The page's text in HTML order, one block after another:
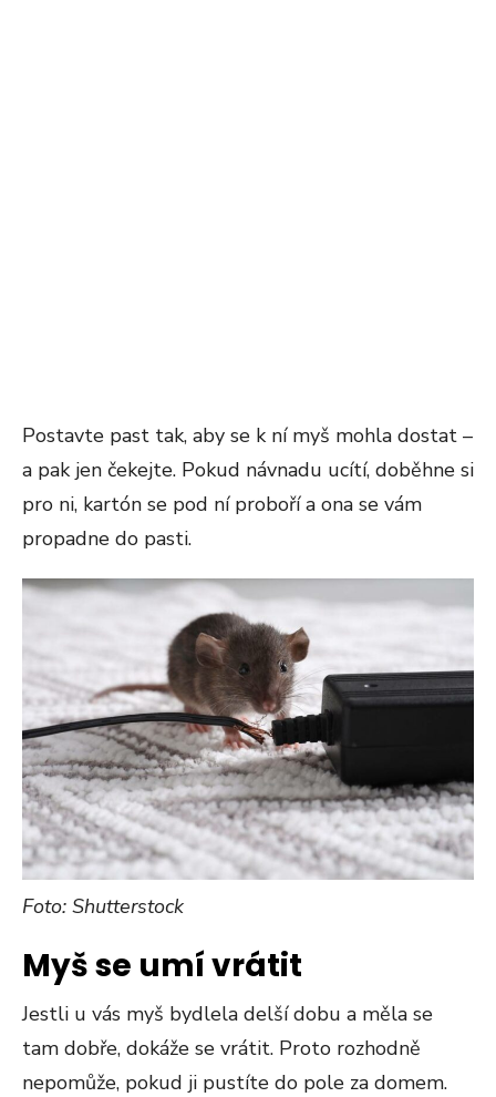
Postavte past tak, aby se k ní myš mohla dostat –
a pak jen čekejte. Pokud návnadu ucítí, doběhne si
pro ni, kartón se pod ní proboří a ona se vám
propadne do pasti.
Foto: Shutterstock
Myš se umí vrátit
Jestli u vás myš bydlela delší dobu a měla se
tam dobře, dokáže se vrátit. Proto rozhodně
nepomůže, pokud ji pustíte do pole za domem.